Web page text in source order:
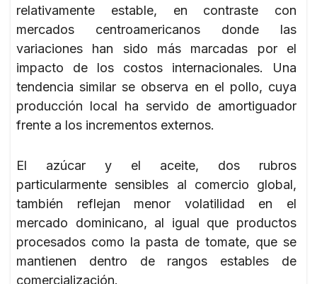
relativamente estable, en contraste con
mercados centroamericanos donde las
variaciones han sido más marcadas por el
impacto de los costos internacionales. Una
tendencia similar se observa en el pollo, cuya
producción local ha servido de amortiguador
frente a los incrementos externos.
El azúcar y el aceite, dos rubros
particularmente sensibles al comercio global,
también reflejan menor volatilidad en el
mercado dominicano, al igual que productos
procesados como la pasta de tomate, que se
mantienen dentro de rangos estables de
comercialización.